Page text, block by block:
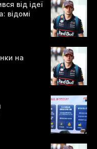
від ідеї
відомі
на